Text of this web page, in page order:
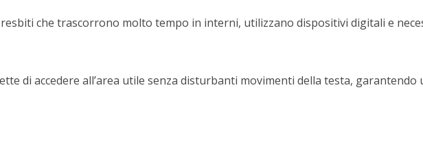
presbiti che trascorrono molto tempo in interni, utilizzano dispositivi digitali e
di accedere all’area utile senza disturbanti movimenti della testa, garantendo